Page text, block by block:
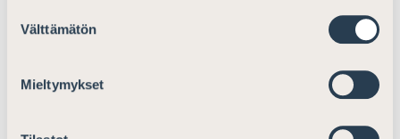
valinta
Välttämätön
Mieltymykset
Asianajajaliiton näkemys on, että enimmäismääristä
kärsimyskorvauksen osalta. Rikoksia, jotka